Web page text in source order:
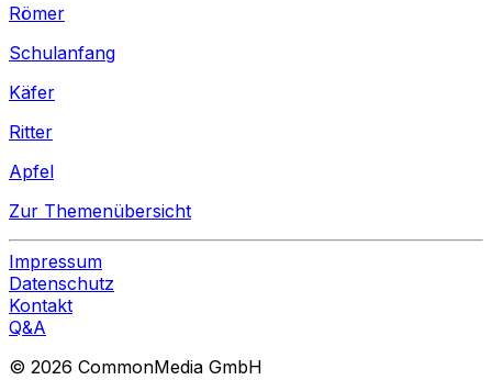
Römer
Schulanfang
Käfer
Ritter
Apfel
Zur Themenübersicht
Impressum
Datenschutz
Kontakt
Q&A
© 2026 CommonMedia GmbH